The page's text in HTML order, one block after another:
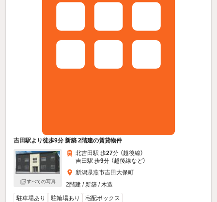
吉田駅より徒歩9分 新築 2階建の賃貸物件
すべての写真
北吉田駅 歩27分 （越後線）
吉田駅 歩9分 （越後線など）
新潟県燕市吉田大保町
2階建 / 新築 / 木造
駐車場あり
駐輪場あり 宅配ボックス